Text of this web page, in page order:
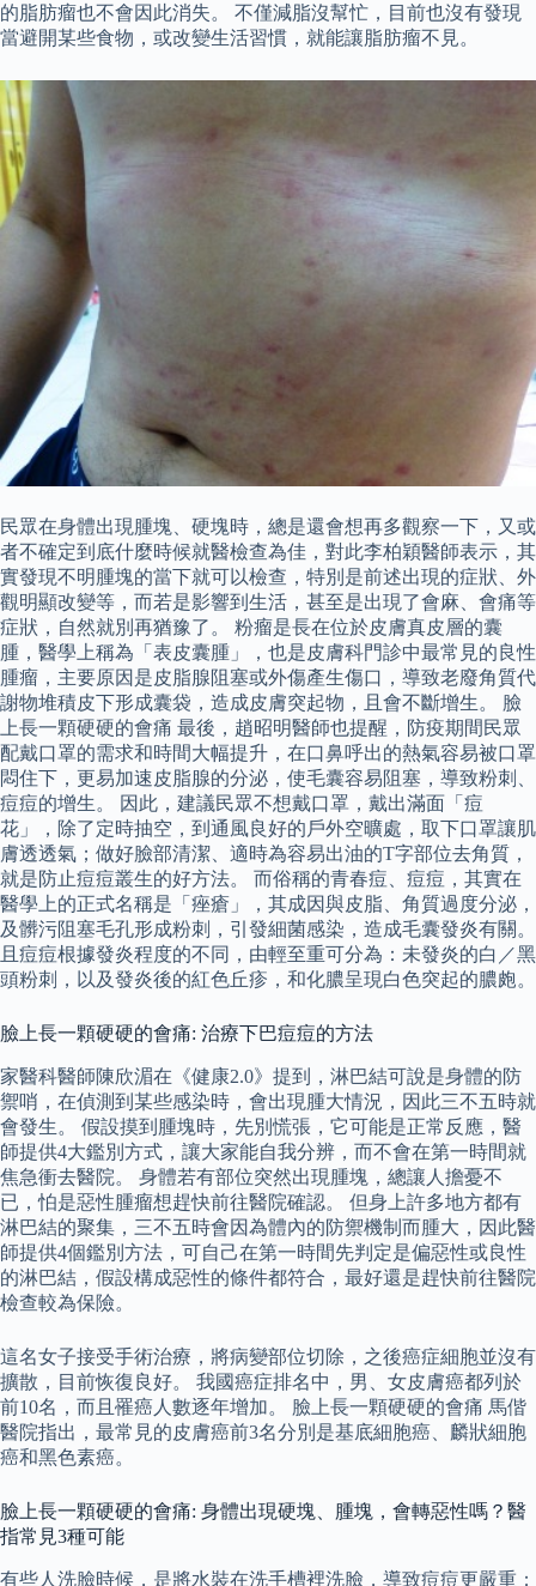
的脂肪瘤也不會因此消失。 不僅減脂沒幫忙，目前也沒有發現
當避開某些食物，或改變生活習慣，就能讓脂肪瘤不見。
民眾在身體出現腫塊、硬塊時，總是還會想再多觀察一下，又或
者不確定到底什麼時候就醫檢查為佳，對此李柏穎醫師表示，其
實發現不明腫塊的當下就可以檢查，特別是前述出現的症狀、外
觀明顯改變等，而若是影響到生活，甚至是出現了會麻、會痛等
症狀，自然就別再猶豫了。 粉瘤是長在位於皮膚真皮層的囊
腫，醫學上稱為「表皮囊腫」，也是皮膚科門診中最常見的良性
腫瘤，主要原因是皮脂腺阻塞或外傷產生傷口，導致老廢角質代
謝物堆積皮下形成囊袋，造成皮膚突起物，且會不斷增生。 臉
上長一顆硬硬的會痛 最後，趙昭明醫師也提醒，防疫期間民眾
配戴口罩的需求和時間大幅提升，在口鼻呼出的熱氣容易被口罩
悶住下，更易加速皮脂腺的分泌，使毛囊容易阻塞，導致粉刺、
痘痘的增生。 因此，建議民眾不想戴口罩，戴出滿面「痘
花」，除了定時抽空，到通風良好的戶外空曠處，取下口罩讓肌
膚透透氣；做好臉部清潔、適時為容易出油的T字部位去角質，
就是防止痘痘叢生的好方法。 而俗稱的青春痘、痘痘，其實在
醫學上的正式名稱是「痤瘡」，其成因與皮脂、角質過度分泌，
及髒污阻塞毛孔形成粉刺，引發細菌感染，造成毛囊發炎有關。
且痘痘根據發炎程度的不同，由輕至重可分為：未發炎的白／黑
頭粉刺，以及發炎後的紅色丘疹，和化膿呈現白色突起的膿皰。
臉上長一顆硬硬的會痛: 治療下巴痘痘的方法
家醫科醫師陳欣湄在《健康2.0》提到，淋巴結可說是身體的防
禦哨，在偵測到某些感染時，會出現腫大情況，因此三不五時就
會發生。 假設摸到腫塊時，先別慌張，它可能是正常反應，醫
師提供4大鑑別方式，讓大家能自我分辨，而不會在第一時間就
焦急衝去醫院。 身體若有部位突然出現腫塊，總讓人擔憂不
已，怕是惡性腫瘤想趕快前往醫院確認。 但身上許多地方都有
淋巴結的聚集，三不五時會因為體內的防禦機制而腫大，因此醫
師提供4個鑑別方法，可自己在第一時間先判定是偏惡性或良性
的淋巴結，假設構成惡性的條件都符合，最好還是趕快前往醫院
檢查較為保險。
這名女子接受手術治療，將病變部位切除，之後癌症細胞並沒有
擴散，目前恢復良好。 我國癌症排名中，男、女皮膚癌都列於
前10名，而且罹癌人數逐年增加。 臉上長一顆硬硬的會痛 馬偕
醫院指出，最常見的皮膚癌前3名分別是基底細胞癌、麟狀細胞
癌和黑色素癌。
臉上長一顆硬硬的會痛: 身體出現硬塊、腫塊，會轉惡性嗎？醫
指常見3種可能
有些人洗臉時候，是將水裝在洗手槽裡洗臉，導致痘痘更嚴重；